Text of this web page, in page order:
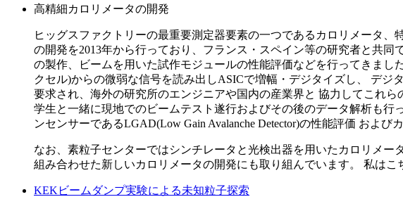
高精細カロリメータの開発
ヒッグスファクトリーの最重要測定器要素の一つであるカロリメータ
の開発を2013年から行っており、フランス・スペイン等の研究者と共
の製作、ビームを用いた試作モジュールの性能評価などを行ってきま
クセル)からの微弱な信号を読み出しASICで増幅・デジタイズし、 デ
要求され、海外の研究所のエンジニアや国内の産業界と 協力してこれ
学生と一緒に現地でのビームテスト遂行およびその後のデータ解析も
ンセンサーであるLGAD(Low Gain Avalanche Detector)の性能評価 およ
なお、素粒子センターではシンチレータと光検出器を用いたカロリメ
組み合わせた新しいカロリメータの開発にも取り組んでいます。 私は
KEKビームダンプ実験による未知粒子探索